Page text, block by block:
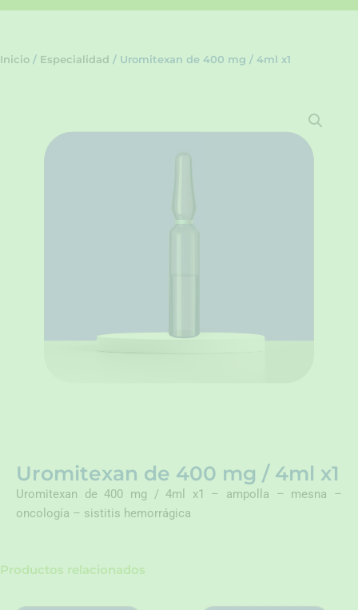
Inicio / Especialidad / Uromitexan de 400 mg / 4ml x1
Uromitexan de 400 mg / 4ml x1
Uromitexan de 400 mg / 4ml x1 – ampolla – mesna –
oncología – sistitis hemorrágica
Productos relacionados